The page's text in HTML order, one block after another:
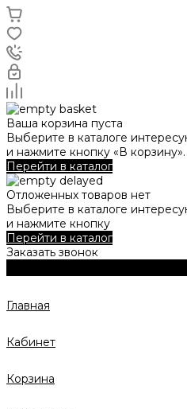
Ваша корзина пуста
Выберите в каталоге
и нажмите кнопку «В корзину».
Перейти в каталог
Отложенных товаров нет
Выберите в каталоге
и нажмите кнопку
Перейти в каталог
Заказать звонок
Главная
Кабинет
Корзина